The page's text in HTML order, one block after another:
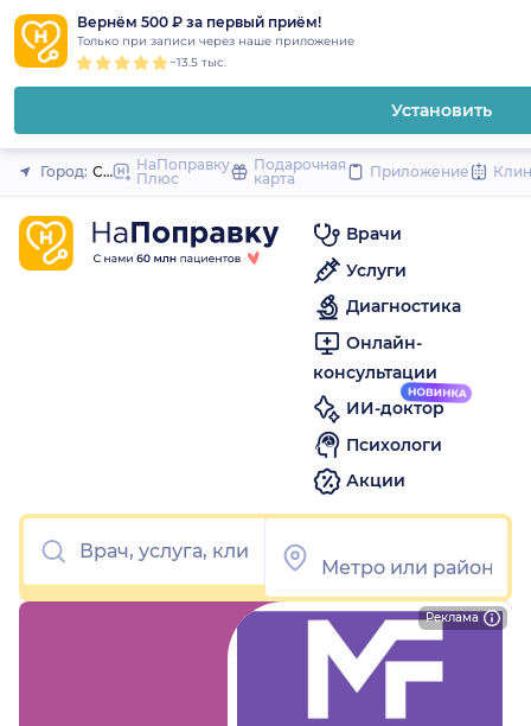
Вернём 500 ₽ за первый приём!
Только при записи через наше приложение
~13.5 тыс.
Установить
Закрыть
Город: Санкт-Петербург
НаПоправку
Плюс
Подарочная
карта
Приложение
Врачи
Услуги
Диагностика
Онлайн-
консультации
ИИ-доктор
Психологи
Акции
Реклама